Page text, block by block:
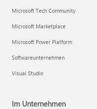
Microsoft Tech Community
Microsoft Marketplace
Microsoft Power Platform
Softwareunternehmen
Visual Studio
Im Unternehmen